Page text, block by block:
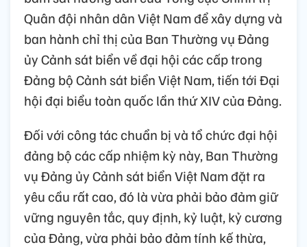
Quân đội nhân dân Việt Nam để xây dựng và
ban hành chỉ thị của Ban Thường vụ Đảng
ủy Cảnh sát biển về đại hội các cấp trong
Đảng bộ Cảnh sát biển Việt Nam, tiến tới Đại
hội đại biểu toàn quốc lần thứ XIV của Đảng.
Đối với công tác chuẩn bị và tổ chức đại hội
đảng bộ các cấp nhiệm kỳ này, Ban Thường
vụ Đảng ủy Cảnh sát biển Việt Nam đặt ra
yêu cầu rất cao, đó là vừa phải bảo đảm giữ
vững nguyên tắc, quy định, kỷ luật, kỷ cương
của Đảng, vừa phải bảo đảm tính kế thừa,